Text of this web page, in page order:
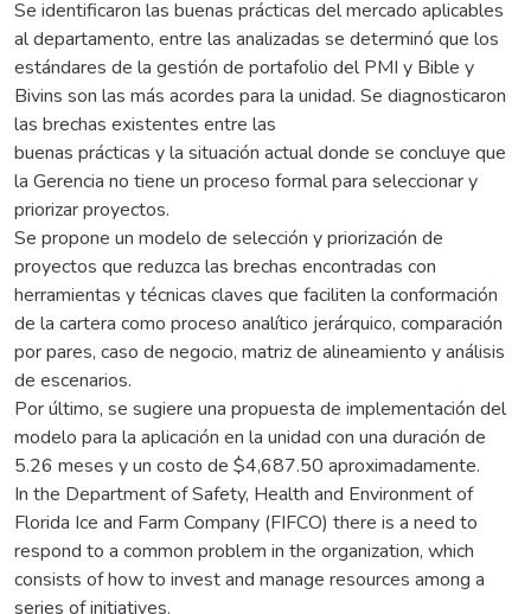
Se identificaron las buenas prácticas del mercado aplicables
al departamento, entre las analizadas se determinó que los
estándares de la gestión de portafolio del PMI y Bible y
Bivins son las más acordes para la unidad. Se diagnosticaron
las brechas existentes entre las
buenas prácticas y la situación actual donde se concluye que
la Gerencia no tiene un proceso formal para seleccionar y
priorizar proyectos.
Se propone un modelo de selección y priorización de
proyectos que reduzca las brechas encontradas con
herramientas y técnicas claves que faciliten la conformación
de la cartera como proceso analítico jerárquico, comparación
por pares, caso de negocio, matriz de alineamiento y análisis
de escenarios.
Por último, se sugiere una propuesta de implementación del
modelo para la aplicación en la unidad con una duración de
5.26 meses y un costo de $4,687.50 aproximadamente.
In the Department of Safety, Health and Environment of
Florida Ice and Farm Company (FIFCO) there is a need to
respond to a common problem in the organization, which
consists of how to invest and manage resources among a
series of initiatives.